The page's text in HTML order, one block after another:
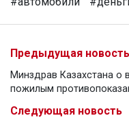
Предыдущая новость
Минздрав Казахстана о
пожилым
Следующая новость